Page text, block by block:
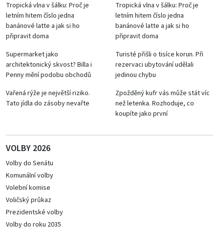
Tropická vlna v šálku: Proč je
letním hitem číslo jedna
banánové latte a jak si ho
připravit doma
Tropická vlna v šálku: Proč je
letním hitem číslo jedna
banánové latte a jak si ho
připravit doma
Supermarket jako
architektonický skvost? Billa i
Penny mění podobu obchodů
Turisté přišli o tisíce korun. Při
rezervaci ubytování udělali
jedinou chybu
Vařená rýže je největší riziko.
Tato jídla do zásoby nevařte
Zpožděný kufr vás může stát víc
než letenka. Rozhoduje, co
koupíte jako první
VOLBY 2026
Volby do Senátu
Komunální volby
Volební komise
Voličský průkaz
Prezidentské volby
Volby do roku 2035